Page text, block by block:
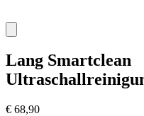
Lang Smartclean
€ 68,90